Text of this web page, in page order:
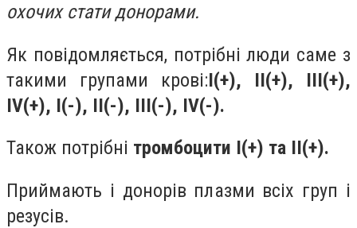
охочих стати донорами.
Як повідомляється, потрібні люди саме з
такими групами крові:І(+), IІ(+), III(+),
IV(+), I(-), II(-), III(-), IV(-).
Також потрібні тромбоцити I(+) та II(+).
Приймають і донорів плазми всіх груп і
резусів.